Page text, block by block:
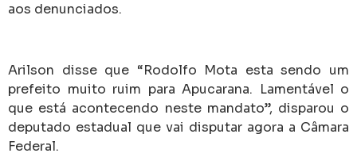
aos denunciados.
Arilson disse que “Rodolfo Mota esta sendo um
prefeito muito ruim para Apucarana. Lamentável o
que está acontecendo neste mandato”, disparou o
deputado estadual que vai disputar agora a Câmara
Federal.